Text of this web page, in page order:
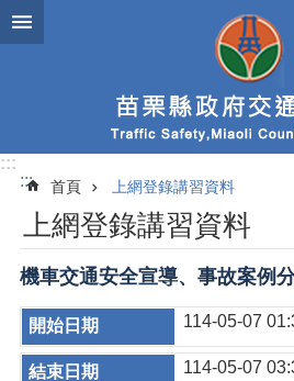
跳到主要內容區塊
:::
:::
首頁 上網登錄講習資料
上網登錄講習資料
機車交通安全宣導、事故案例
114-05-07
114-05-07